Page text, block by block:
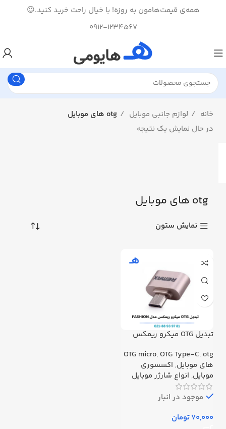
همه‌ی قیمت‌هامون به روزه! با خیال راحت خرید کنید.😉
0912-1234567
خانه لوازم جانبی موبایل
otg های موبایل
در حال نمایش یک نتیجه
otg های موبایل
نمایش ستون
تبدیل OTG میکرو ریمکس
مقوایی OTG micro,OTG Type-C, otg
های موبایل, اکسسوری
موبایل, انواع شارژر موبایل
موجود در انبار
تومان